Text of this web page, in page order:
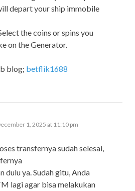
depart your ship immobile
the coins or spins you
on the Generator.
blog; betflik1688
1, 2025 at 11:10 pm
transfernya sudah selesai,
dulu ya. Sudah gitu, Anda
lagi agar bisa melakukan